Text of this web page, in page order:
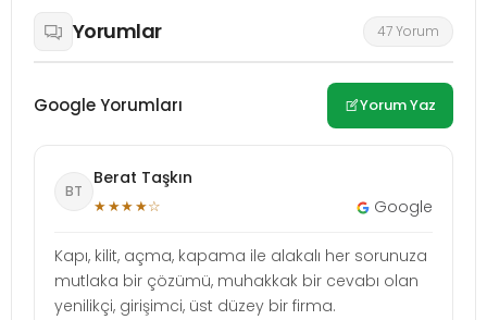
Yorumlar 47 Yorum
Google Yorumları Yorum Yaz
BT
Berat Taşkın
★★★★☆ Google
Kapı, kilit, açma, kapama ile alakalı her sorunuza
mutlaka bir çözümü, muhakkak bir cevabı olan
yenilikçi, girişimci, üst düzey bir firma.